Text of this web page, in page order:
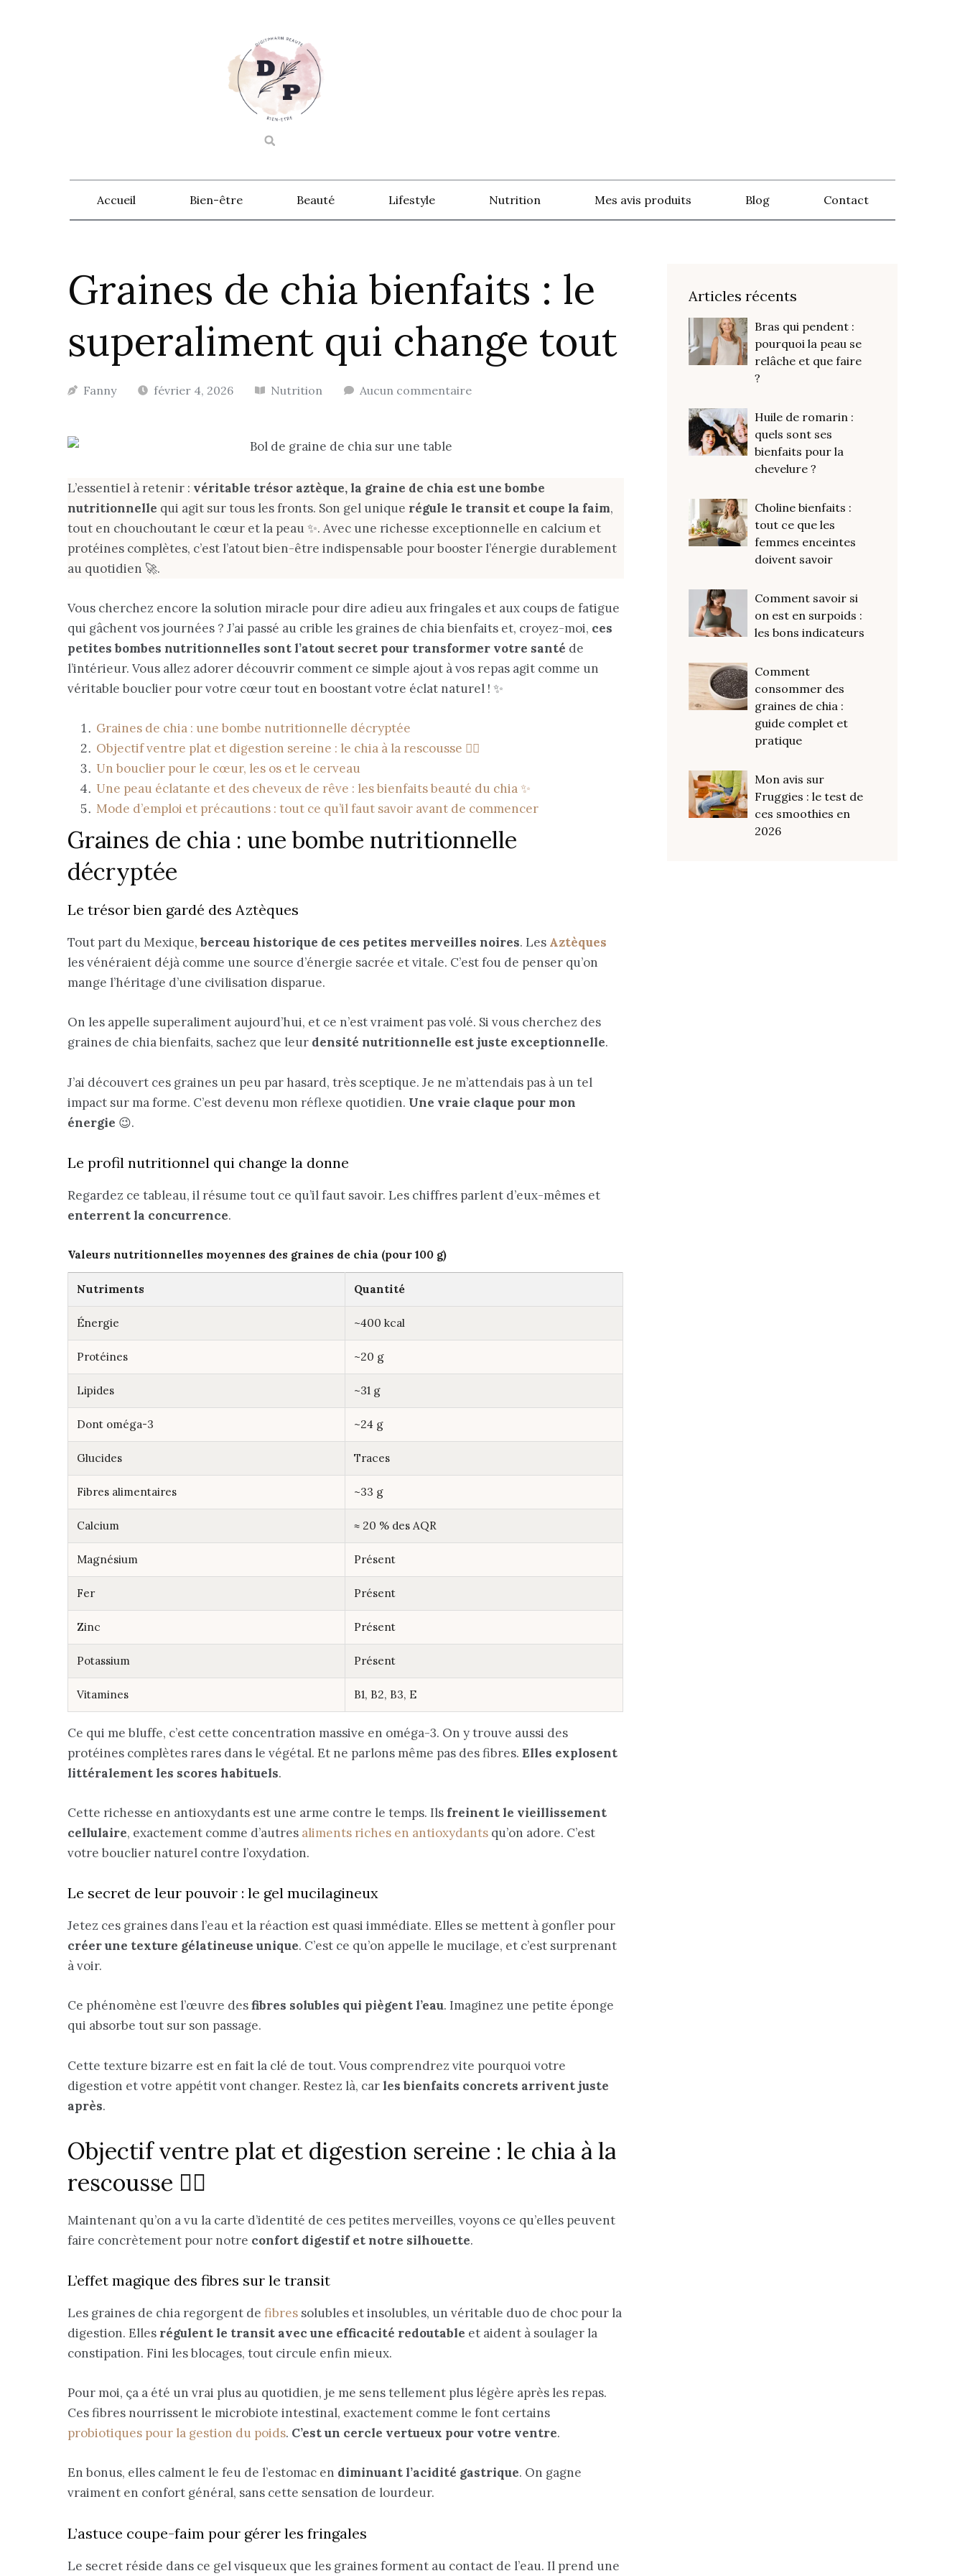
Accueil Bien-être Beauté Lifestyle Nutrition Mes avis produits Blog Contact
Graines de chia bienfaits : le
superaliment qui change tout
Fanny février 4, 2026 Nutrition Aucun commentaire
L’essentiel à retenir : véritable trésor aztèque, la graine de chia est une bombe
nutritionnelle qui agit sur tous les fronts. Son gel unique régule le transit et coupe la faim,
tout en chouchoutant le cœur et la peau ✨. Avec une richesse exceptionnelle en calcium et
protéines complètes, c’est l’atout bien-être indispensable pour booster l’énergie durablement
au quotidien 🚀.
Vous cherchez encore la solution miracle pour dire adieu aux fringales et aux coups de fatigue
qui gâchent vos journées ? J’ai passé au crible les graines de chia bienfaits et, croyez-moi, ces
petites bombes nutritionnelles sont l’atout secret pour transformer votre santé de
l’intérieur. Vous allez adorer découvrir comment ce simple ajout à vos repas agit comme un
véritable bouclier pour votre cœur tout en boostant votre éclat naturel ! ✨
Graines de chia : une bombe nutritionnelle décryptée
Objectif ventre plat et digestion sereine : le chia à la rescousse 🧘‍♀️
Un bouclier pour le cœur, les os et le cerveau
Une peau éclatante et des cheveux de rêve : les bienfaits beauté du chia ✨
Mode d’emploi et précautions : tout ce qu’il faut savoir avant de commencer
Graines de chia : une bombe nutritionnelle
décryptée
Le trésor bien gardé des Aztèques
Tout part du Mexique,berceau historique de ces petites merveilles noires. Les Aztèques
les vénéraient déjà comme une source d’énergie sacrée et vitale. C’est fou de penser qu’on
mange l’héritage d’une civilisation disparue.
On les appelle superaliment aujourd’hui, et ce n’est vraiment pas volé. Si vous cherchez des
graines de chia bienfaits, sachez que leur densité nutritionnelle est juste exceptionnelle.
J’ai découvert ces graines un peu par hasard, très sceptique. Je ne m’attendais pas à un tel
impact sur ma forme. C’est devenu mon réflexe quotidien. Une vraie claque pour mon
énergie 😉.
Le profil nutritionnel qui change la donne
Regardez ce tableau, il résume tout ce qu’il faut savoir. Les chiffres parlent d’eux-mêmes et
enterrent la concurrence.
Valeurs nutritionnelles moyennes des graines de chia (pour 100 g)
Nutriments Quantité
Énergie ~400 kcal
Protéines ~20 g
Lipides ~31 g
Dont oméga-3 ~24 g
Glucides Traces
Fibres alimentaires ~33 g
Calcium ≈ 20 % des AQR
Magnésium Présent
Fer Présent
Zinc Présent
Potassium Présent
Vitamines B1, B2, B3, E
Ce qui me bluffe, c’est cette concentration massive en oméga-3. On y trouve aussi des
protéines complètes rares dans le végétal. Et ne parlons même pas des fibres. Elles explosent
littéralement les scores habituels.
Cette richesse en antioxydants est une arme contre le temps. Ils freinent le vieillissement
cellulaire, exactement comme d’autres aliments riches en antioxydants qu’on adore. C’est
votre bouclier naturel contre l’oxydation.
Le secret de leur pouvoir : le gel mucilagineux
Jetez ces graines dans l’eau et la réaction est quasi immédiate. Elles se mettent à gonfler pour
créer une texture gélatineuse unique. C’est ce qu’on appelle le mucilage, et c’est surprenant
à voir.
Ce phénomène est l’œuvre desfibres solubles qui piègent l’eau. Imaginez une petite éponge
qui absorbe tout sur son passage.
Cette texture bizarre est en fait la clé de tout. Vous comprendrez vite pourquoi votre
digestion et votre appétit vont changer. Restez là, car les bienfaits concrets arrivent juste
après.
Objectif ventre plat et digestion sereine : le chia à la
rescousse 🧘‍♀️
Maintenant qu’on a vu la carte d’identité de ces petites merveilles, voyons ce qu’elles peuvent
faire concrètement pour notre confort digestif et notre silhouette.
L’effet magique des fibres sur le transit
Les graines de chia regorgent de fibres solubles et insolubles, un véritable duo de choc pour la
digestion. Elles régulent le transit avec une efficacité redoutable et aident à soulager la
constipation. Fini les blocages, tout circule enfin mieux.
Pour moi, ça a été un vrai plus au quotidien, je me sens tellement plus légère après les repas.
Ces fibres nourrissent le microbiote intestinal, exactement comme le font certains
probiotiques pour la gestion du poids. C’est un cercle vertueux pour votre ventre.
En bonus, elles calment le feu de l’estomac en diminuant l’acidité gastrique. On gagne
vraiment en confort général, sans cette sensation de lourdeur.
L’astuce coupe-faim pour gérer les fringales
Le secret réside dans ce gel visqueux que les graines forment au contact de l’eau. Il prend une
Articles récents
Bras qui pendent :
pourquoi la peau se
relâche et que faire
?
Huile de romarin :
quels sont ses
bienfaits pour la
chevelure ?
Choline bienfaits :
tout ce que les
femmes enceintes
doivent savoir
Comment savoir si
on est en surpoids :
les bons indicateurs
Comment
consommer des
graines de chia :
guide complet et
pratique
Mon avis sur
Fruggies : le test de
ces smoothies en
2026